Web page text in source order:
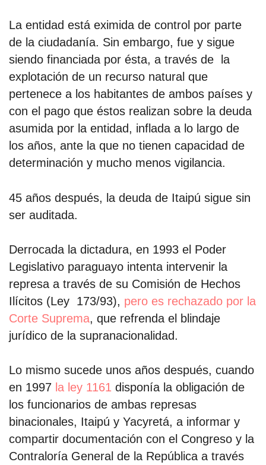
timeline
chequeo
descargables
el surti
acerca
blog
La entidad está eximida de control por parte
de la ciudadanía. Sin embargo, fue y sigue
siendo financiada por ésta, a través de la
explotación de un recurso natural que
pertenece a los habitantes de ambos países y
con el pago que éstos realizan sobre la deuda
asumida por la entidad, inflada a lo largo de
los años, ante la que no tienen capacidad de
determinación y mucho menos vigilancia.
45 años después, la deuda de Itaipú sigue sin
ser auditada.
Derrocada la dictadura, en 1993 el Poder
Legislativo paraguayo intenta intervenir la
represa a través de su Comisión de Hechos
Ilícitos (Ley 173/93), pero es rechazado por la
Corte Suprema, que refrenda el blindaje
jurídico de la supranacionalidad.
Lo mismo sucede unos años después, cuando
en 1997 la ley 1161 disponía la obligación de
los funcionarios de ambas represas
binacionales, Itaipú y Yacyretá, a informar y
compartir documentación con el Congreso y la
Contraloría General de la República a través